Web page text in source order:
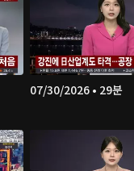
07/30/2026 • 29분